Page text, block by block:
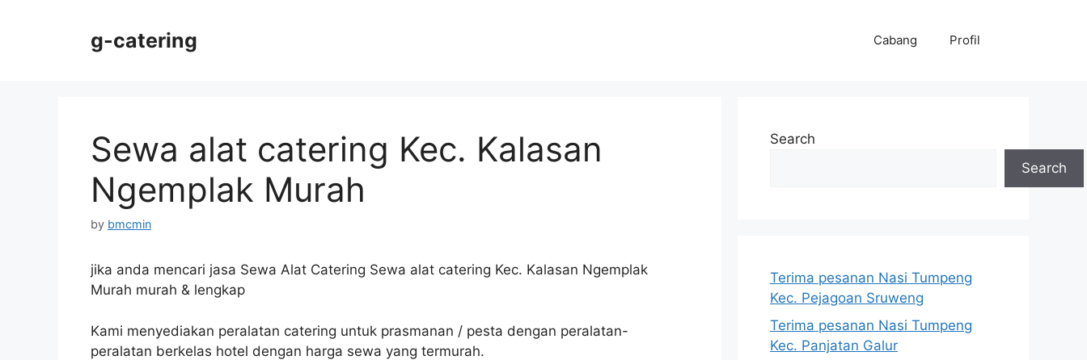
g-catering Cabang Profil
Sewa alat catering Kec. Kalasan
Ngemplak Murah
by bmcmin
jika anda mencari jasa Sewa Alat Catering Sewa alat catering Kec. Kalasan Ngemplak
Murah murah & lengkap
Kami menyediakan peralatan catering untuk prasmanan / pesta dengan peralatan-
peralatan berkelas hotel dengan harga sewa yang termurah.
Search
Search
Terima pesanan Nasi Tumpeng
Kec. Pejagoan Sruweng
Terima pesanan Nasi Tumpeng
Kec. Panjatan Galur